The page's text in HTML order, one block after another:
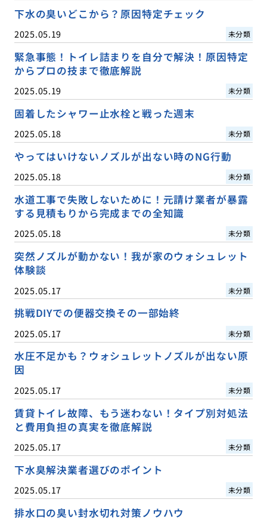
下水の臭いどこから？原因特定チェック
2025.05.19 未分類
緊急事態！トイレ詰まりを自分で解決！原因特定
からプロの技まで徹底解説
2025.05.19 未分類
固着したシャワー止水栓と戦った週末
2025.05.18 未分類
やってはいけないノズルが出ない時のNG行動
2025.05.18 未分類
水道工事で失敗しないために！元請け業者が暴露
する見積もりから完成までの全知識
2025.05.18 未分類
突然ノズルが動かない！我が家のウォシュレット
体験談
2025.05.17 未分類
挑戦DIYでの便器交換その一部始終
2025.05.17 未分類
水圧不足かも？ウォシュレットノズルが出ない原
因
2025.05.17 未分類
賃貸トイレ故障、もう迷わない！タイプ別対処法
と費用負担の真実を徹底解説
2025.05.17 未分類
下水臭解決業者選びのポイント
2025.05.17 未分類
排水口の臭い封水切れ対策ノウハウ